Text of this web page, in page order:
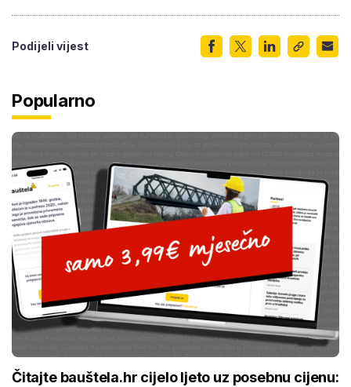
Podijeli vijest
Popularno
Čitajte bauštela.hr cijelo ljeto uz posebnu cijenu: